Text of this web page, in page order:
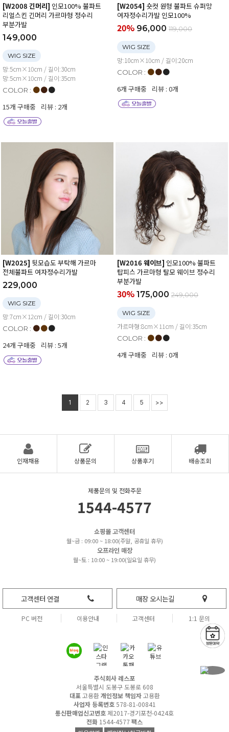
[W2008 긴머리] 인모100% 불파트
리얼스킨 긴머리 가르마형 정수리
부분가발
149,000
WIG SIZE
망:5cm×10cm / 길이:30cm
망:5cm×10cm / 길이:35cm
COLOR : ● ● ●
15개 구매중 리뷰 : 2개
[W2054] 숏컷 원형 불파트 슈퍼망
여자정수리가발 인모100%
20% 96,000 119,000
WIG SIZE
망:10cm×10cm / 길이:20cm
COLOR : ● ● ●
6개 구매중 리뷰 : 0개
[W2025] 뒷모습도 부탁해 가르마
전체불파트 여자정수리가발
229,000
WIG SIZE
망:7cm×12cm / 길이:30cm
COLOR : ● ● ●
24개 구매중 리뷰 : 5개
[W2016 웨이브] 인모100% 불파트
탑피스 가르마형 탈모 웨이브 정수리
부분가발
30% 175,000 249,000
WIG SIZE
가르마형:8cm×11cm / 길이:35cm
COLOR : ● ● ●
4개 구매중 리뷰 : 0개
1 2 3 4 5 >>
인재채용 상품문의 상품후기 배송조회
제품문의 및 전화주문
1544-4577
쇼핑몰 고객센터
월~금 : 09:00 ~ 18:00(주말, 공휴일 휴무)
오프라인 매장
월~토 : 10:00 ~ 19:00(일요일 휴무)
고객센터 연결 매장 오시는길
PC 버전 이용안내 고객센터 1:1 문의
주식회사 레스포
서울특별시 도봉구 도봉로 608
대표고용환개인정보 책임자고용환
사업자 등록번호578-81-00841
통신판매업신고번호제2017-경기포천-0424호
전화 1544-4577팩스